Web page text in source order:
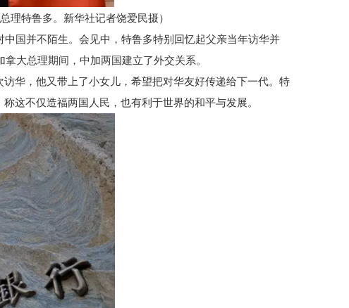
理特鲁多。新华社记者饶爱民摄）
国并不陌生。会见中，特鲁多特别回忆起父亲当年访华并
大总理期间，中加两国建立了外交关系。
华，他又带上了小女儿，希望把对华友好传递给下一代。特
这不仅造福两国人民，也有利于世界的和平与发展。